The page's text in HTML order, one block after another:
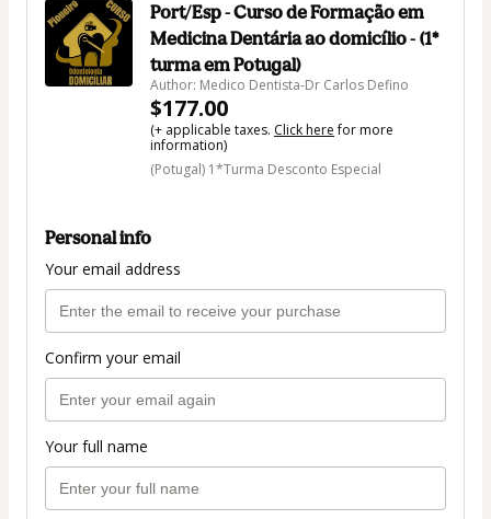
Port/Esp - Curso de Formação em
Medicina Dentária ao domicílio - (1*
turma em Potugal)
Author: Medico Dentista-Dr Carlos Defino
$177.00
(+ applicable taxes. Click herefor more
information)
(Potugal) 1*Turma Desconto Especial
Personal info
Your email address
Confirm your email
Your full name